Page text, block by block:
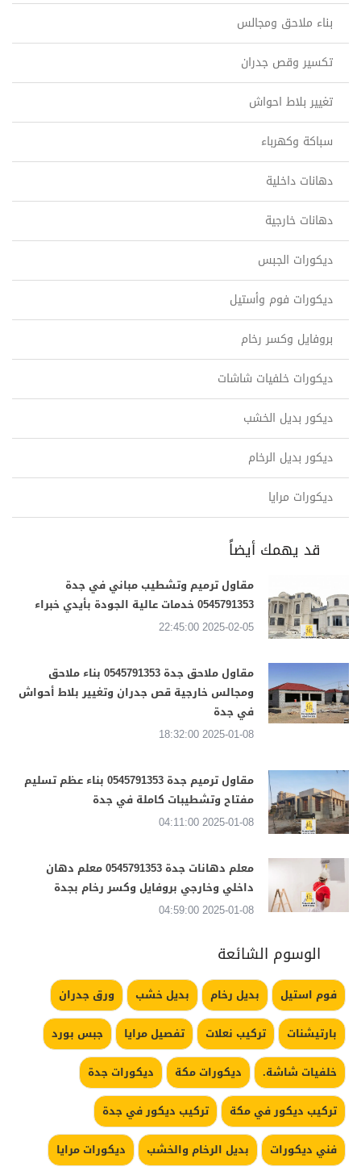
بناء ملاحق ومجالس
تكسير وقص جدران
تغيير بلاط احواش
سباكة وكهرباء
دهانات داخلية
دهانات خارجية
ديكورات الجبس
ديكورات فوم وأستيل
بروفايل وكسر رخام
ديكورات خلفيات شاشات
ديكور بديل الخشب
ديكور بديل الرخام
ديكورات مرايا
قد يهمك أيضاً
مقاول ترميم وتشطيب مباني في جدة
0545791353 خدمات عالية الجودة بأيدي خبراء
2025-02-05 22:45:00
مقاول ملاحق جدة 0545791353 بناء ملاحق
ومجالس خارجية قص جدران وتغيير بلاط أحواش
في جدة
2025-01-08 18:32:00
مقاول ترميم جدة 0545791353 بناء عظم تسليم
مفتاح وتشطيبات كاملة في جدة
2025-01-08 04:11:00
معلم دهانات جدة 0545791353 معلم دهان
داخلي وخارجي بروفايل وكسر رخام بجدة
2025-01-08 04:59:00
الوسوم الشائعة
فوم استيل بديل رخام بديل خشب
ورق جدران
بارتيشنات
تركيب نعلات تفصيل مرايا
جبس بورد
خلفيات شاشة.
ديكورات مكة
ديكورات جدة
تركيب ديكور في مكة
تركيب ديكور في جدة
فني ديكورات
بديل الرخام والخشب ديكورات مرايا